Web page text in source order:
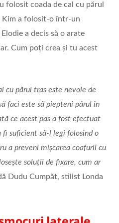
folosit coada de cal cu părul
Kim a folosit-o într-un
a decis să o arate
Cum poți crea și tu acest
cu părul tras este nevoie de
faci este să piepteni părul în
ce acest pas a fost efectuat
suficient să-l legi folosind o
a preveni mișcarea coafurii cu
soluții de fixare, cum ar
Dudu Cumpăt, stilist Londa